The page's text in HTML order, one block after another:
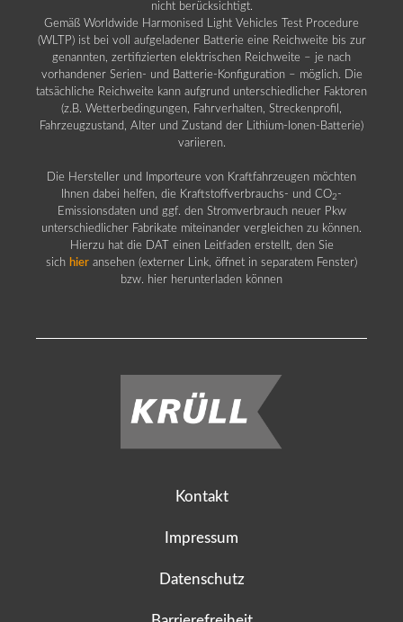
nicht berücksichtigt.
Gemäß Worldwide Harmonised Light Vehicles Test Procedure
(WLTP) ist bei voll aufgeladener Batterie eine Reichweite bis zur
genannten, zertifizierten elektrischen Reichweite – je nach
vorhandener Serien- und Batterie-Konfiguration – möglich. Die
tatsächliche Reichweite kann aufgrund unterschiedlicher Faktoren
(z.B. Wetterbedingungen, Fahrverhalten, Streckenprofil,
Fahrzeugzustand, Alter und Zustand der Lithium-Ionen-Batterie)
variieren.
Die Hersteller und Importeure von Kraftfahrzeugen möchten
Ihnen dabei helfen, die Kraftstoffverbrauchs- und CO2 -
Emissionsdaten und ggf. den Stromverbrauch neuer Pkw
unterschiedlicher Fabrikate miteinander vergleichen zu können.
Hierzu hat die DAT einen Leitfaden erstellt, den Sie
sich hier ansehen (externer Link, öffnet in separatem Fenster)
bzw. hier herunterladen können
Kontakt
Impressum
Datenschutz